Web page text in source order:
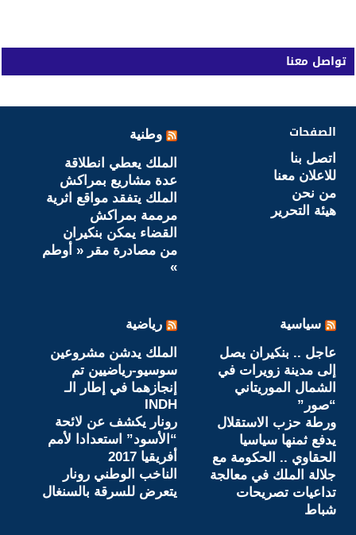
تواصل معنا
الصفحات
اتصل بنا
للاعلان معنا
من نحن
هيئة التحرير
وطنية
الملك يعطي انطلاقة
عدة مشاريع بمراكش
الملك يتفقد مواقع اثرية
مرممة بمراكش
القضاء يمكن بنكيران
من مصادرة مقر « أوطم
»
سياسية
عاجل .. بنكيران يصل
إلى مدينة زويرات في
الشمال الموريتاني
“صور”
ورطة حزب الاستقلال
يدفع ثمنها سياسيا
الحقاوي .. الحكومة مع
جلالة الملك في معالجة
تداعيات تصريحات
شباط
رياضية
الملك يدشن مشروعين
سوسيو-رياضيين تم
إنجازهما في إطار الـ
INDH
رونار يكشف عن لائحة
“الأسود” استعدادا لأمم
أفريقيا 2017
الناخب الوطني رونار
يتعرض للسرقة بالسنغال